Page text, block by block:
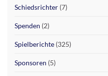
Schiedsrichter (7)
Spenden (2)
Spielberichte (325)
Sponsoren (5)